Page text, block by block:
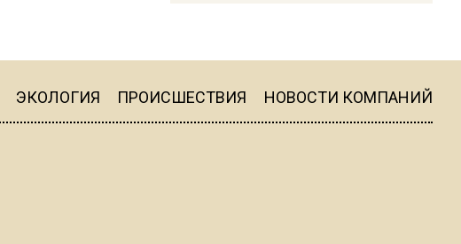
литров дождя на
ЭКОЛОГИЯ ПРОИСШЕСТВИЯ НОВОСТИ КОМПАНИЙ